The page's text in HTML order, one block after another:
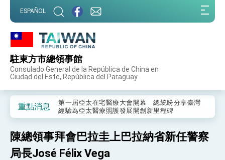
ESPAÑOL
駐東方市總領事館
Consulado General de la República de China en
Ciudad del Este, República del Paraguay
重點消息
外交部重要言論
我國政府將在美國亞利桑納州設立「駐鳳凰城辦
事處」，進一步深化台美交流合作
第一屆亞太在宅醫療大會開幕 總統盼分享臺灣
經驗為亞太醫療照護發展開創新里程碑
及「台灣智慧醫療與健康產業展」預告短片，向
世界展現台灣守護全球健康的創新能量
總統出訪史瓦帝尼返國談話 強調臺灣人有權利
走向世界 盼與理念相近國家共同維護國際秩序
陳總領事拜會巴拉圭上巴拉納省新任警察
局長José Félix Vega